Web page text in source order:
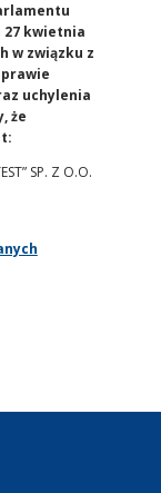
27 kwietnia
w związku z
uchylenia
że
SP. Z O.O.